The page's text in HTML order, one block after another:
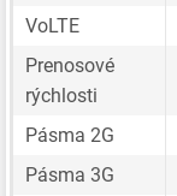
VoLTE
Prenosové
rýchlosti
Pásma 2G
Pásma 3G